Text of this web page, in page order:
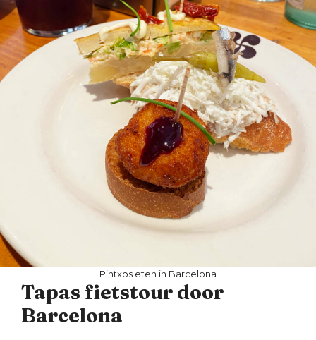
Pintxos eten in Barcelona
Tapas fietstour door
Barcelona